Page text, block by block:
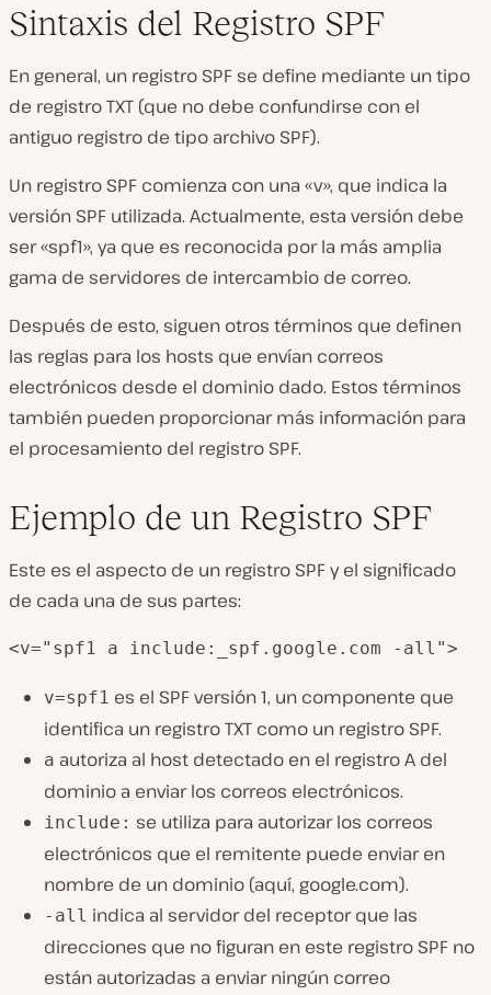
Sintaxis del Registro SPF
En general, un registro SPF se define mediante un tipo
de registro TXT (que no debe confundirse con el
antiguo registro de tipo archivo SPF).
Un registro SPF comienza con una «v», que indica la
versión SPF utilizada. Actualmente, esta versión debe
ser «spf1», ya que es reconocida por la más amplia
gama de servidores de intercambio de correo.
Después de esto, siguen otros términos que definen
las reglas para los hosts que envían correos
electrónicos desde el dominio dado. Estos términos
también pueden proporcionar más información para
el procesamiento del registro SPF.
Ejemplo de un Registro SPF
Este es el aspecto de un registro SPF y el significado
de cada una de sus partes:
v=spf1 es el SPF versión 1, un componente que
identifica un registro TXT como un registro SPF.
a autoriza al host detectado en el registro A del
dominio a enviar los correos electrónicos.
include: se utiliza para autorizar los correos
electrónicos que el remitente puede enviar en
nombre de un dominio (aquí, google.com).
-all indica al servidor del receptor que las
direcciones que no figuran en este registro SPF no
están autorizadas a enviar ningún correo